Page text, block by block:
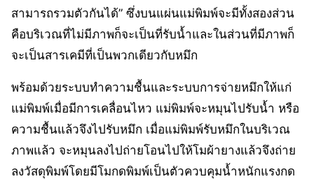
สามารถรวมตัวกันได้” ซึ่งบนแผ่นแม่พิมพ์จะมีทั้งสองส่วน
คือบริเวณที่ไม่มีภาพก็จะเป็นที่รับน้ำและในส่วนที่มีภาพก็
จะเป็นสารเคมีที่เป็นพวกเดียวกับหมึก
พร้อมด้วยระบบทำความชื้นและระบบการจ่ายหมึกให้แก่
แม่พิมพ์เมื่อมีการเคลื่อนไหว แม่พิมพ์จะหมุนไปรับน้ำ หรือ
ความชื้นแล้วจึงไปรับหมึก เมื่อแม่พิมพ์รับหมึกในบริเวณ
ภาพแล้ว จะหมุนลงไปถ่ายโอนไปให้โมผ้ายางแล้วจึงถ่าย
ลงวัสดุพิมพ์โดยมีโมกดพิมพ์เป็นตัวควบคุมน้ำหนักแรงกด